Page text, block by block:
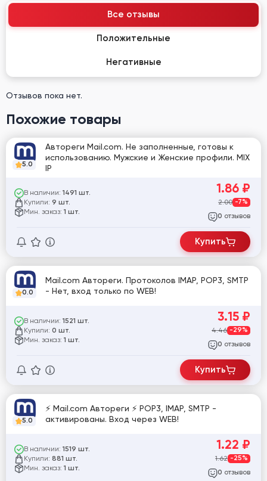
Все отзывы
Положительные
Негативные
Отзывов пока нет.
Похожие товары
5.0
Автореги Mail.com. Не заполненные, готовы к
использованию. Мужские и Женские профили. MIX
IP
В наличии: 1491 шт.
Купили: 9 шт.
Мин. заказ: 1 шт.
1.86 ₽
2.00 -7%
0 отзывов
Купить
0.0
Mail.com Автореги. Протоколов IMAP, POP3, SMTP
- Нет, вход только по WEB!
В наличии: 1521 шт.
Купили: 0 шт.
Мин. заказ: 1 шт.
3.15 ₽
4.46 -29%
0 отзывов
Купить
5.0
⚡ Mail.com Автореги ⚡ POP3, IMAP, SMTP -
активированы. Вход через WEB!
В наличии: 1519 шт.
Купили: 881 шт.
Мин. заказ: 1 шт.
1.22 ₽
1.62 -25%
0 отзывов